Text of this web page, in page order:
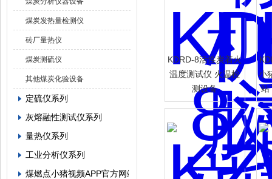
煤炭发热量检测仪
砖厂量热仪
煤炭测硫仪
其他煤炭化验设备
定硫仪系列
灰熔融性测试仪系列
量热仪系列
工业分析仪系列
煤燃点小猪视频APP官方网站下载罗志祥
KDRD-8活性炭着火
温度测试仪 火温检
测设备
小
站